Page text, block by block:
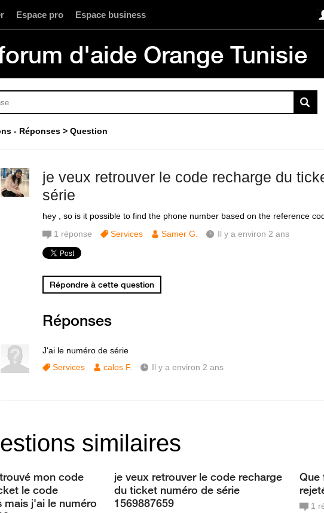
Espace pro Espace business
d'aide Orange Tunisie
- Réponses Question
je veux retrouver le code recharge du
série
hey , so is it possible to find the phone number based on the reference
1 réponse Services Samer G. Il y a environ 2 ans
Répondre à cette question
Réponses
J'ai le numéro de série
Services
calos F. Il y a environ 2 ans
similaires
mon code
le code
mais j'ai le numéro
je veux retrouver le code recharge
du ticket numéro de série
1569887659
Que
1